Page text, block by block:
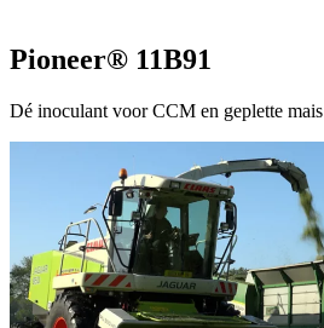
Pioneer® 11B91
Dé inoculant voor CCM en geplette mais